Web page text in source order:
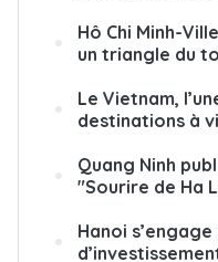
Hô Chi Minh-
un triangle du
Le Vietnam,
destinations à
Quang Ninh
"Sourire de Ha
Hanoi